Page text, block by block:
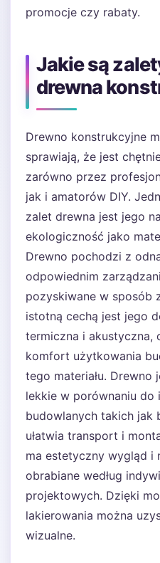
promocje czy rabaty.
Jakie są
drewna
Drewno konstrukcyjne
sprawiają, że jest
zarówno przez
jak i amatorów DIY.
zalet drewna jest jego
ekologiczność jako
Drewno pochodzi z
odpowiednim
pozyskiwane w sposób
istotną cechą jest jego
termiczna i akustyczna,
komfort użytkowania
tego materiału. Drewno
lekkie w porównaniu do
budowlanych takich jak
ułatwia transport i
ma estetyczny wygląd i
obrabiane według
projektowych. Dzięki
lakierowania można
wizualne.